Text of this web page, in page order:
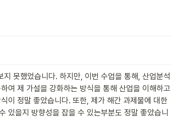
못했었습니다. 하지만, 이번 수업을 통해, 산업분석
여 제 가설을 강화하는 방식을 통해 산업을 이해하고
이 정말 좋았습니다. 또한, 제가 해간 과제물에 대한
있을지 방향성을 잡을 수 있는부분도 정말 좋았습니